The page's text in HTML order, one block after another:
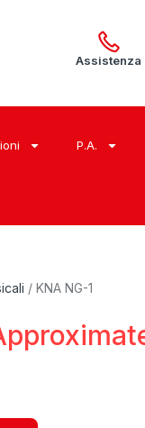
Assistenza
P.A.
/ KNA NG-1